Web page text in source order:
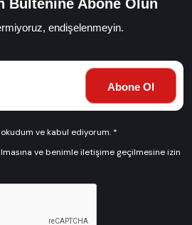
Bültenine Abone Olun
endişelenmeyin.
Abone Ol
ve kabul ediyorum. *
ve benimle iletişime geçilmesine izin